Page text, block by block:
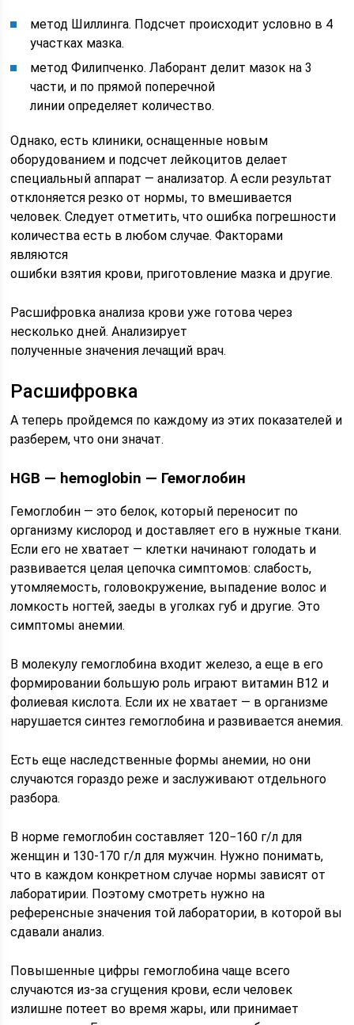
метод Шиллинга. Подсчет происходит условно в 4
участках мазка.
метод Филипченко. Лаборант делит мазок на 3
части, и по прямой поперечной
линии определяет количество.
Однако, есть клиники, оснащенные новым
оборудованием и подсчет лейкоцитов делает
специальный аппарат — анализатор. А если результат
отклоняется резко от нормы, то вмешивается
человек. Следует отметить, что ошибка погрешности
количества есть в любом случае. Факторами
являются
ошибки взятия крови, приготовление мазка и другие.
Расшифровка анализа крови уже готова через
несколько дней. Анализирует
полученные значения лечащий врач.
Расшифровка
А теперь пройдемся по каждому из этих показателей и
разберем, что они значат.
HGB — hemoglobin — Гемоглобин
Гемоглобин — это белок, который переносит по
организму кислород и доставляет его в нужные ткани.
Если его не хватает — клетки начинают голодать и
развивается целая цепочка симптомов: слабость,
утомляемость, головокружение, выпадение волос и
ломкость ногтей, заеды в уголках губ и другие. Это
симптомы анемии.
В молекулу гемоглобина входит железо, а еще в его
формировании большую роль играют витамин В12 и
фолиевая кислота. Если их не хватает — в организме
нарушается синтез гемоглобина и развивается анемия.
Есть еще наследственные формы анемии, но они
случаются гораздо реже и заслуживают отдельного
разбора.
В норме гемоглобин составляет 120−160 г/л для
женщин и 130-170 г/л для мужчин. Нужно понимать,
что в каждом конкретном случае нормы зависят от
лаборатирии. Поэтому смотреть нужно на
референсные значения той лаборатории, в которой вы
сдавали анализ.
Повышенные цифры гемоглобина чаще всего
случаются из-за сгущения крови, если человек
излишне потеет во время жары, или принимает